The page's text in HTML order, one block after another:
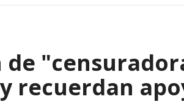
de
recuerdan